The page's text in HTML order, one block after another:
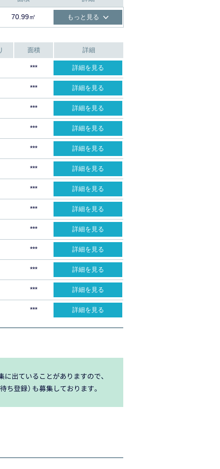
70.99㎡ もっと見る
面積 詳細
*** 詳細を見る
*** 詳細を見る
*** 詳細を見る
*** 詳細を見る
*** 詳細を見る
*** 詳細を見る
*** 詳細を見る
*** 詳細を見る
*** 詳細を見る
*** 詳細を見る
*** 詳細を見る
*** 詳細を見る
*** 詳細を見る